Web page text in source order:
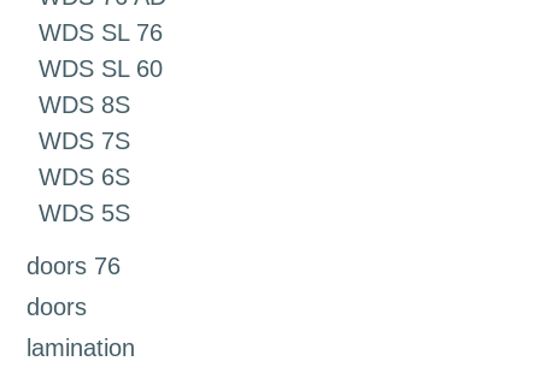
WDS SL 76
WDS SL 60
WDS 8S
WDS 7S
WDS 6S
WDS 5S
doors 76
doors
lamination